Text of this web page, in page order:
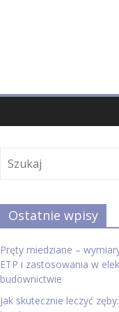
Ostatnie wpisy
Pręty miedziane –
ETP i zastosowania w
budownictwie
Jak skutecznie leczyć